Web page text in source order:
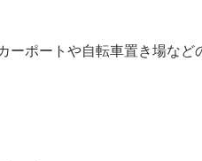
ーポートや自転車置き場な